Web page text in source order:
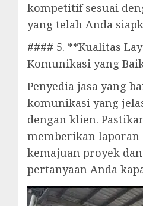
kompetitif sesuai
yang telah Anda
#### 5. **Kualitas
Komunikasi yang
Penyedia jasa yang
komunikasi yang
dengan klien.
memberikan laporan
kemajuan proyek
pertanyaan Anda